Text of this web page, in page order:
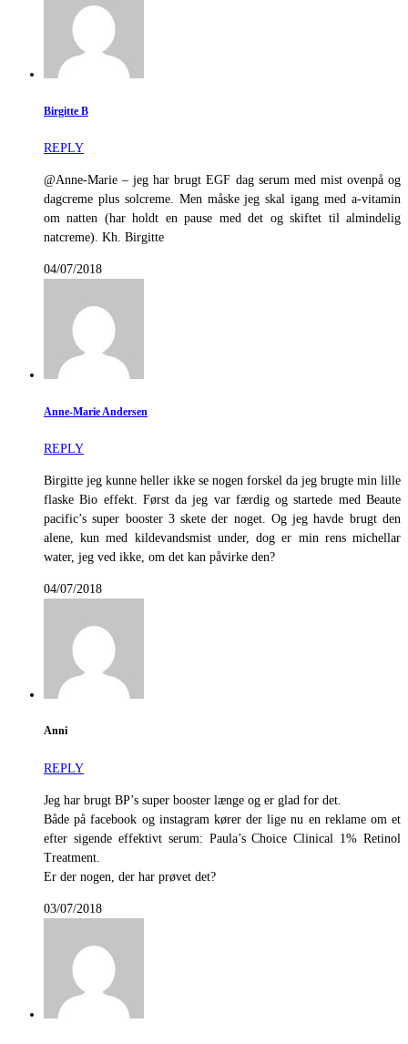
Birgitte B
REPLY
@Anne-Marie – jeg har brugt EGF dag serum med mist ovenpå og
dagcreme plus solcreme. Men måske jeg skal igang med a-vitamin
om natten (har holdt en pause med det og skiftet til almindelig
natcreme). Kh. Birgitte
04/07/2018
Anne-Marie Andersen
REPLY
Birgitte jeg kunne heller ikke se nogen forskel da jeg brugte min lille
flaske Bio effekt. Først da jeg var færdig og startede med Beaute
pacific’s super booster 3 skete der noget. Og jeg havde brugt den
alene, kun med kildevandsmist under, dog er min rens michellar
water, jeg ved ikke, om det kan påvirke den?
04/07/2018
Anni
REPLY
Jeg har brugt BP’s super booster længe og er glad for det.
Både på facebook og instagram kører der lige nu en reklame om et
efter sigende effektivt serum: Paula’s Choice Clinical 1% Retinol
Treatment.
Er der nogen, der har prøvet det?
03/07/2018